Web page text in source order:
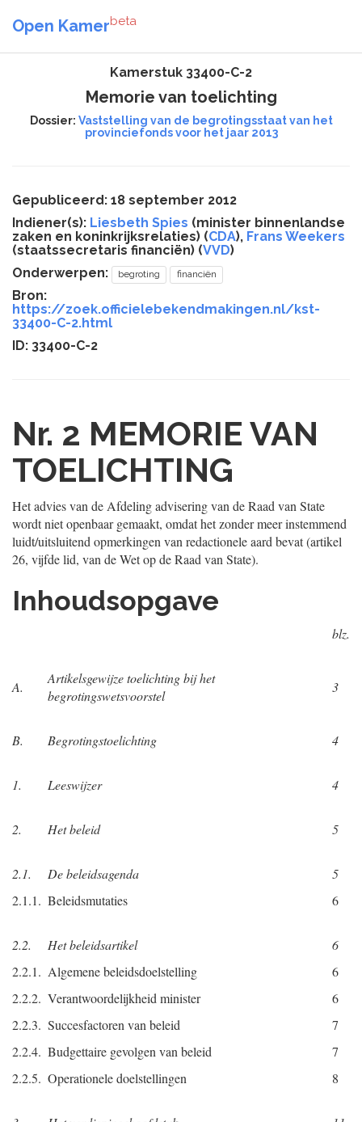
Open Kamerbeta
Kamerstuk 33400-C-2
Memorie van toelichting
Dossier: Vaststelling van de begrotingsstaat van het
provinciefonds voor het jaar 2013
Gepubliceerd: 18 september 2012
Indiener(s): Liesbeth Spies (minister binnenlandse
zaken en koninkrijksrelaties) (CDA), Frans Weekers
(staatssecretaris financiën) (VVD)
Onderwerpen:
begroting financiën
Bron:
https://zoek.officielebekendmakingen.nl/kst-
33400-C-2.html
ID: 33400-C-2
Nr. 2 MEMORIE VAN
TOELICHTING
Het advies van de Afdeling advisering van de Raad van State
wordt niet openbaar gemaakt, omdat het zonder meer instemmend
luidt/uitsluitend opmerkingen van redactionele aard bevat (artikel
26, vijfde lid, van de Wet op de Raad van State).
Inhoudsopgave
blz.
A.
Artikelsgewijze toelichting bij het
begrotingswetsvoorstel
3
B. Begrotingstoelichting 4
1. Leeswijzer 4
2. Het beleid 5
2.1. De beleidsagenda
5
2.1.1. Beleidsmutaties 6
2.2. Het beleidsartikel
6
2.2.1. Algemene beleidsdoelstelling
6
2.2.2. Verantwoordelijkheid minister
6
2.2.3. Succesfactoren van beleid
7
2.2.4. Budgettaire gevolgen van beleid
7
2.2.5. Operationele doelstellingen 8